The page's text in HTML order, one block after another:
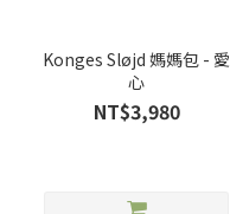
Konges Sløjd 媽媽包 - 愛
心
NT$3,980